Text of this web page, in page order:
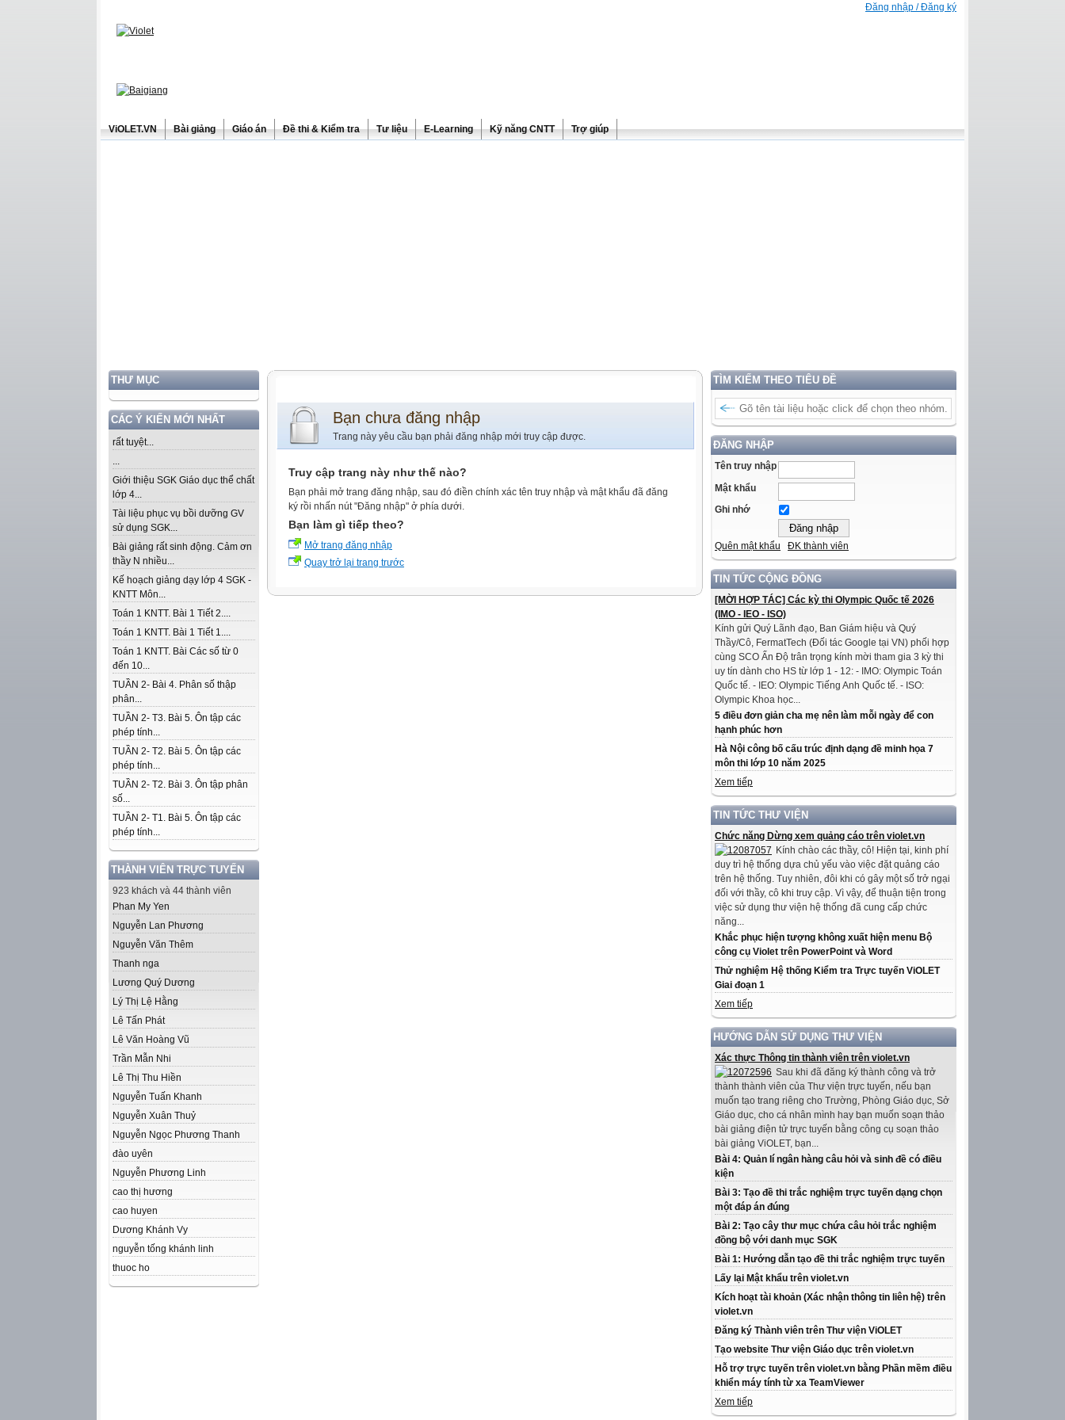
Đăng nhập / Đăng ký
ViOLET.VN Bài giảng Giáo án Đề thi & Kiểm tra Tư liệu E-Learning Kỹ năng CNTT Trợ giúp
THƯ MỤC
CÁC Ý KIẾN MỚI NHẤT
rất tuyệt...
...
Giới thiệu SGK Giáo dục thể chất
lớp 4...
Tài liệu phục vụ bồi dưỡng GV
sử dụng SGK...
Bài giảng rất sinh động. Cảm ơn
thầy N nhiều...
Kế hoạch giảng dạy lớp 4 SGK -
KNTT Môn...
Toán 1 KNTT. Bài 1 Tiết 2....
Toán 1 KNTT. Bài 1 Tiết 1....
Toán 1 KNTT. Bài Các số từ 0
đến 10...
TUẦN 2- Bài 4. Phân số thập
phân...
TUẦN 2- T3. Bài 5. Ôn tập các
phép tính...
TUẦN 2- T2. Bài 5. Ôn tập các
phép tính...
TUẦN 2- T2. Bài 3. Ôn tập phân
số...
TUẦN 2- T1. Bài 5. Ôn tập các
phép tính...
THÀNH VIÊN TRỰC TUYẾN
923 khách và 44 thành viên
Phan My Yen
Nguyễn Lan Phương
Nguyễn Văn Thêm
Thanh nga
Lương Quý Dương
Lý Thị Lệ Hằng
Lê Tấn Phát
Lê Văn Hoàng Vũ
Trần Mẫn Nhi
Lê Thị Thu Hiền
Nguyễn Tuấn Khanh
Nguyễn Xuân Thuỷ
Nguyễn Ngọc Phương Thanh
đào uyên
Nguyễn Phương Linh
cao thị hương
cao huyen
Dương Khánh Vy
nguyễn tống khánh linh
thuoc ho
TÌM KIẾM THEO TIÊU ĐỀ
ĐĂNG NHẬP
Tên truy nhập
Mật khẩu
Ghi nhớ
Quên mật khẩu ĐK thành viên
TIN TỨC CỘNG ĐỒNG
[MỜI HỢP TÁC] Các kỳ thi Olympic Quốc tế 2026
(IMO - IEO - ISO)
Kính gửi Quý Lãnh đạo, Ban Giám hiệu và Quý
Thầy/Cô, FermatTech (Đối tác Google tại VN) phối hợp
cùng SCO Ấn Độ trân trọng kính mời tham gia 3 kỳ thi
uy tín dành cho HS từ lớp 1 - 12: - IMO: Olympic Toán
Quốc tế. - IEO: Olympic Tiếng Anh Quốc tế. - ISO:
Olympic Khoa học...
5 điều đơn giản cha mẹ nên làm mỗi ngày để con
hạnh phúc hơn
Hà Nội công bố cấu trúc định dạng đề minh họa 7
môn thi lớp 10 năm 2025
Xem tiếp
TIN TỨC THƯ VIỆN
Chức năng Dừng xem quảng cáo trên violet.vn
Kính chào các thầy, cô! Hiện tại, kinh phí
duy trì hệ thống dựa chủ yếu vào việc đặt quảng cáo
trên hệ thống. Tuy nhiên, đôi khi có gây một số trở ngại
đối với thầy, cô khi truy cập. Vì vậy, để thuận tiện trong
việc sử dụng thư viện hệ thống đã cung cấp chức
năng...
Khắc phục hiện tượng không xuất hiện menu Bộ
công cụ Violet trên PowerPoint và Word
Thử nghiệm Hệ thống Kiểm tra Trực tuyến ViOLET
Giai đoạn 1
Xem tiếp
HƯỚNG DẪN SỬ DỤNG THƯ VIỆN
Xác thực Thông tin thành viên trên violet.vn
Sau khi đã đăng ký thành công và trở
thành thành viên của Thư viện trực tuyến, nếu bạn
muốn tạo trang riêng cho Trường, Phòng Giáo dục, Sở
Giáo dục, cho cá nhân mình hay bạn muốn soạn thảo
bài giảng điện tử trực tuyến bằng công cụ soạn thảo
bài giảng ViOLET, bạn...
Bài 4: Quản lí ngân hàng câu hỏi và sinh đề có điều
kiện
Bài 3: Tạo đề thi trắc nghiệm trực tuyến dạng chọn
một đáp án đúng
Bài 2: Tạo cây thư mục chứa câu hỏi trắc nghiệm
đồng bộ với danh mục SGK
Bài 1: Hướng dẫn tạo đề thi trắc nghiệm trực tuyến
Lấy lại Mật khẩu trên violet.vn
Kích hoạt tài khoản (Xác nhận thông tin liên hệ) trên
violet.vn
Đăng ký Thành viên trên Thư viện ViOLET
Tạo website Thư viện Giáo dục trên violet.vn
Hỗ trợ trực tuyến trên violet.vn bằng Phần mềm điều
khiển máy tính từ xa TeamViewer
Xem tiếp
Bạn chưa đăng nhập
Trang này yêu cầu bạn phải đăng nhập mới truy cập được.
Truy cập trang này như thế nào?
Bạn phải mở trang đăng nhập, sau đó điền chính xác tên truy nhập và mật khẩu đã đăng
ký rồi nhấn nút "Đăng nhập" ở phía dưới.
Bạn làm gì tiếp theo?
Mở trang đăng nhập
Quay trở lại trang trước